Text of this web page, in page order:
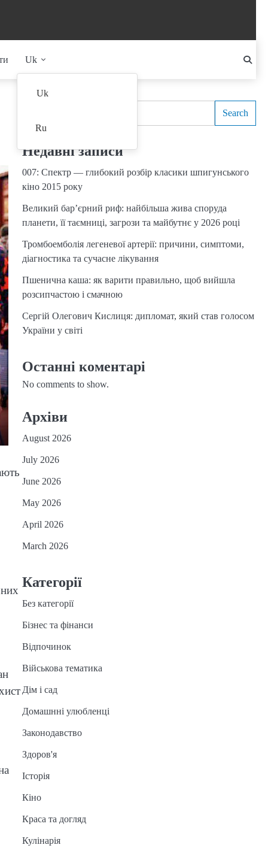
Uk
Uk
Ru
Search
Недавні записи
007: Спектр — глибокий розбір класики шпигунського
кіно 2015 року
Великий бар’єрний риф: найбільша жива споруда
планети, її таємниці, загрози та майбутнє у 2026 році
Тромбоемболія легеневої артерії: причини, симптоми,
діагностика та сучасне лікування
Пшенична каша: як варити правильно, щоб вийшла
розсипчастою і смачною
Сергій Олегович Кислиця: дипломат, який став голосом
України у світі
Останні коментарі
No comments to show.
Архіви
August 2026
July 2026
June 2026
May 2026
April 2026
March 2026
Категорії
Без категорії
Бізнес та фінанси
Відпочинок
Військова тематика
Дім і сад
Домашнні улюбленці
Законодавство
Здоров'я
Історія
Кіно
Краса та догляд
Кулінарія